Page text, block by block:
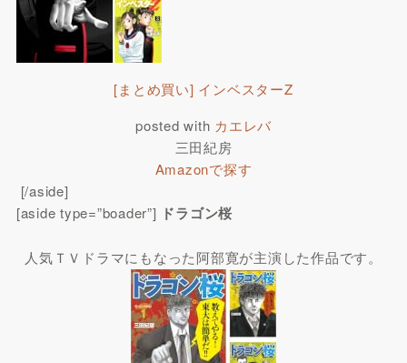
[まとめ買い] インベスターZ
posted with カエレバ
三田紀房
Amazonで探す
[/aside]
[aside type=”boader”] ドラゴン桜
人気ＴＶドラマにもなった阿部寛が主演した作品です。